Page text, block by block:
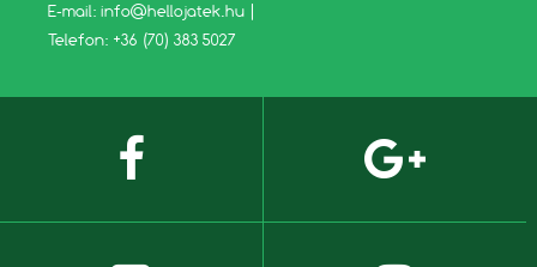
E-mail: info@hellojatek.hu
Telefon: +36 (70) 383 5027